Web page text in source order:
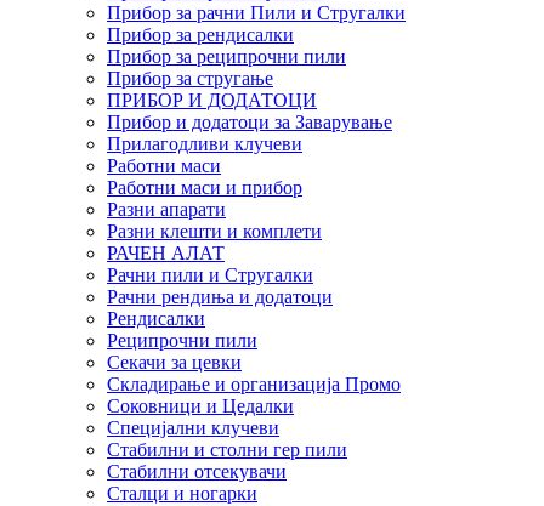
Прибор за рачни Пили и Стругалки
Прибор за рендисалки
Прибор за реципрочни пили
Прибор за стругање
ПРИБОР И ДОДАТОЦИ
Прибор и додатоци за Заварување
Прилагодливи клучеви
Работни маси
Работни маси и прибор
Разни апарати
Разни клешти и комплети
РАЧЕН АЛАТ
Рачни пили и Стругалки
Рачни рендиња и додатоци
Рендисалки
Реципрочни пили
Секачи за цевки
Складирање и организација Промо
Соковници и Цедалки
Специјални клучеви
Стабилни и столни гер пили
Стабилни отсекувачи
Сталци и ногарки